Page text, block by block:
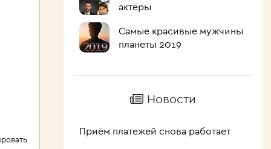
актёры
Самые красивые мужчины
планеты 2019
Новости
Приём платежей снова работает